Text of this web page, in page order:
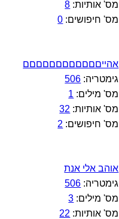
מס' אותיות: 8
מס' חיפושים: 0
אהייםםםםםםםםםםםם
גימטריה: 506
מס' מילים: 1
מס' אותיות: 32
מס' חיפושים: 2
אוהב אלי אנת
גימטריה: 506
מס' מילים: 3
מס' אותיות: 22